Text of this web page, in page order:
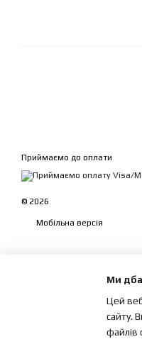
Приймаємо до оплати
© 2026
Мобільна версія
Ми
Цей
сайту.
файлів